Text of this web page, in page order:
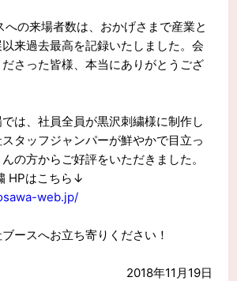
への来場者数は、おかげさまで産業と
来過去最高を記録いたしました。会
さった皆様、本当にありがとうござ
は、社員全員が黒沢刺繍様に制作し
タッフジャンパーが鮮やかで目立っ
の方からご好評をいただきました。
HPはこちら↓
web.jp/
ースへお立ち寄りください！
2018年11月19日